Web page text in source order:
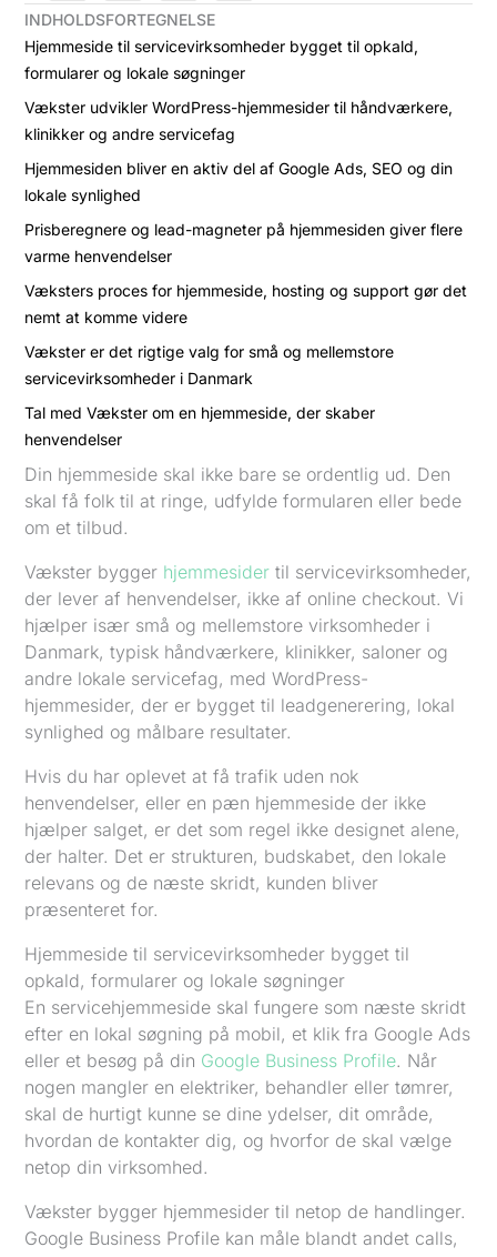
INDHOLDSFORTEGNELSE
Hjemmeside til servicevirksomheder bygget til opkald,
formularer og lokale søgninger
Vækster udvikler WordPress-hjemmesider til håndværkere,
klinikker og andre servicefag
Hjemmesiden bliver en aktiv del af Google Ads, SEO og din
lokale synlighed
Prisberegnere og lead-magneter på hjemmesiden giver flere
varme henvendelser
Væksters proces for hjemmeside, hosting og support gør det
nemt at komme videre
Vækster er det rigtige valg for små og mellemstore
servicevirksomheder i Danmark
Tal med Vækster om en hjemmeside, der skaber
henvendelser
Din hjemmeside skal ikke bare se ordentlig ud. Den
skal få folk til at ringe, udfylde formularen eller bede
om et tilbud.
Vækster bygger hjemmesider til servicevirksomheder,
der lever af henvendelser, ikke af online checkout. Vi
hjælper især små og mellemstore virksomheder i
Danmark, typisk håndværkere, klinikker, saloner og
andre lokale servicefag, med WordPress-
hjemmesider, der er bygget til leadgenerering, lokal
synlighed og målbare resultater.
Hvis du har oplevet at få trafik uden nok
henvendelser, eller en pæn hjemmeside der ikke
hjælper salget, er det som regel ikke designet alene,
der halter. Det er strukturen, budskabet, den lokale
relevans og de næste skridt, kunden bliver
præsenteret for.
Hjemmeside til servicevirksomheder bygget til
opkald, formularer og lokale søgninger
En servicehjemmeside skal fungere som næste skridt
efter en lokal søgning på mobil, et klik fra Google Ads
eller et besøg på din Google Business Profile. Når
nogen mangler en elektriker, behandler eller tømrer,
skal de hurtigt kunne se dine ydelser, dit område,
hvordan de kontakter dig, og hvorfor de skal vælge
netop din virksomhed.
Vækster bygger hjemmesider til netop de handlinger.
Google Business Profile kan måle blandt andet calls,